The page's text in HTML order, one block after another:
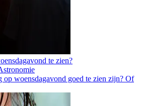
te zien?
op woensdagavond goed te zien zijn? Of